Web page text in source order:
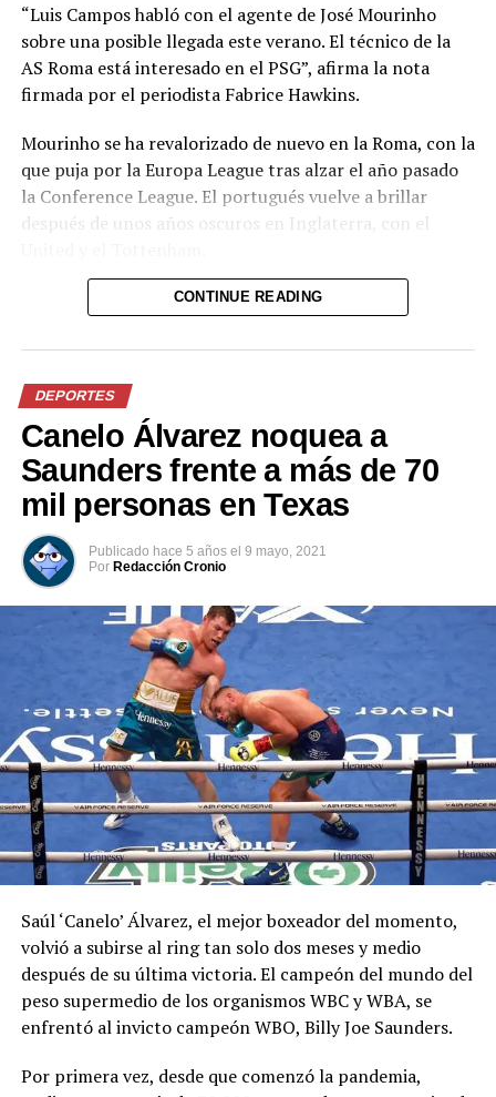
“Luis Campos habló con el agente de José Mourinho
sobre una posible llegada este verano. El técnico de la
AS Roma está interesado en el PSG”, afirma la nota
firmada por el periodista Fabrice Hawkins.
Mourinho se ha revalorizado de nuevo en la Roma, con la
que puja por la Europa League tras alzar el año pasado
la Conference League. El portugués vuelve a brillar
después de unos años oscuros en Inglaterra, con el
El problema es que Mourinho tiene contrato con la
Roma hasta 2024 y el portugués tendría que negociar
para salir este verano. Aun así, se detalla que Mourinho
terminará marchándose del Olímpico una vez finalice la
actual temporada.
Comparte esto:
Facebook X
Me gusta esto:
CONTINUE READING
DEPORTES
Canelo Álvarez noquea a
Saunders frente a más de 70
mil personas en Texas
Publicado hace 5 años el 9 mayo, 2021
Por Redacción Cronio
Saúl ‘Canelo’ Álvarez, el mejor boxeador del momento,
volvió a subirse al ring tan solo dos meses y medio
después de su última victoria. El campeón del mundo del
peso supermedio de los organismos WBC y WBA, se
enfrentó al invicto campeón WBO, Billy Joe Saunders.
Por primera vez, desde que comenzó la pandemia,